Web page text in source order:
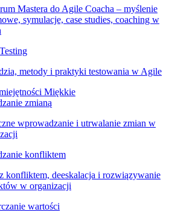
Mastera do Agile Coacha – myślenie
symulacje, case studies, coaching w
metody i praktyki testowania w Agile
Miękkie
zmianą
wprowadzanie i utrwalanie zmian w
konfliktem
konfliktem, deeskalacja i rozwiązywanie
w organizacji
wartości